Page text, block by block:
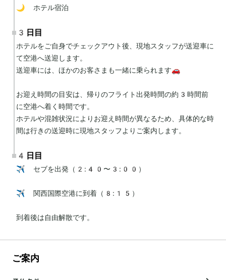
🌙 ホテル宿泊
3日目
ホテルをご自身でチェックアウト後、現地スタッフが送迎車に
て空港へ送迎します。
送迎車には、ほかのお客さまも一緒に乗られます🚗
お迎え時間の目安は、帰りのフライト出発時間の約3時間前
に空港へ着く時間です。
ホテルや混雑状況によりお迎え時間が異なるため、具体的な時
間は行きの送迎時に現地スタッフよりご案内します。
4日目
✈️ セブを出発（2:40〜3:00）
✈️ 関西国際空港に到着（8:15）
到着後は自由解散です。
ご案内